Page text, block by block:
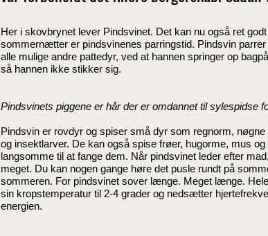
Her i skovbrynet lever Pindsvinet. Det kan nu også ret
sommernætter er pindsvinenes parringstid. Pindsvin
alle mulige andre pattedyr, ved at hannen springer op
så hannen ikke stikker sig.
Pindsvinets piggene er hår der er omdannet til sylespidse
Pindsvin er rovdyr og spiser små dyr som regnorm,
og insektlarver. De kan også spise frøer, hugorme, mus
langsomme til at fange dem. Når pindsvinet leder efter
meget. Du kan nogen gange høre det pusle rundt på
sommeren. For pindsvinet sover længe. Meget længe.
sin kropstemperatur til 2-4 grader og nedsætter
energien.